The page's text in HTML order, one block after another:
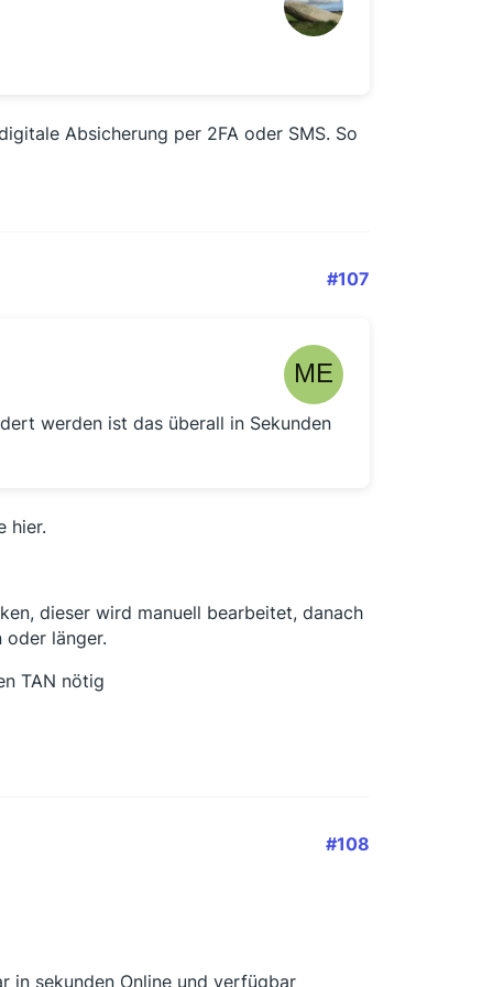
Absicherung per 2FA oder SMS. So
#107
werden ist das überall in Sekunden
hier.
dieser wird manuell bearbeitet, danach
oder länger.
TAN nötig
#108
in sekunden Online und verfügbar